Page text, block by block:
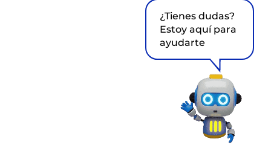
¿Tienes dudas?
Estoy aquí para
ayudarte